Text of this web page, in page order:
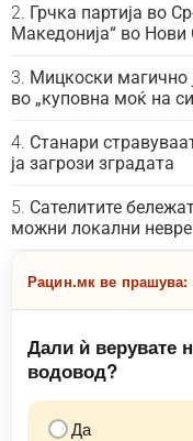
Грчка партија во
Македонија“ во Нови
Мицкоски магично
во „куповна моќ на
Станари
ја загрози зградата
Сателитите
можни локални
Рацин.мк ве прашува:
Дали ѝ верувате
водовод?
Да